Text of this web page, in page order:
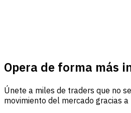
Opera de forma más
Únete a miles de traders que no
movimiento del mercado gracias